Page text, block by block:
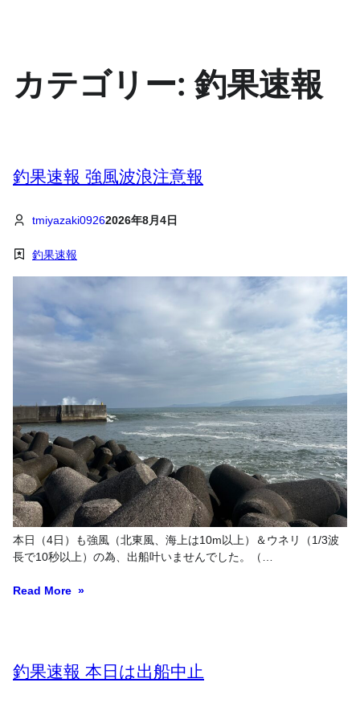
カテゴリー:釣果速報
釣果速報 強風波浪注意報
tmiyazaki09262026年8月4日
釣果速報
本日（4日）も強風（北東風、海上は10m以上）＆ウネリ（1/3波
長で10秒以上）の為、出船叶いませんでした。（…
Read More
釣果速報 本日は出船中止